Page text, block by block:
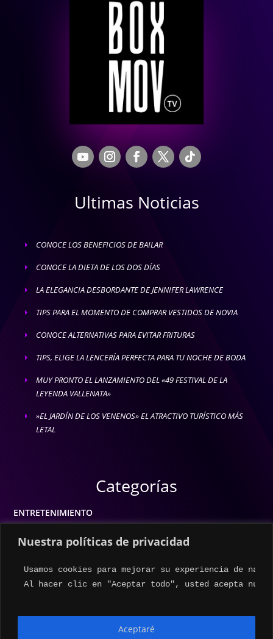
Nuestra políticas de privacidad
Usamos cookies para mejorar su experiencia de
Al hacer clic en "Aceptar todo", usted acepta
Aceptaré
Ultimas Noticias
E CONOCE LOS BENEFICIOS DE BAILAR
E CONOCE LA DIETA DE LOS DOS DÍAS
E LA ELEGANCIA DESBORDANTE DE JENNIFER LAWRENCE
E TIPS PARA EL MOMENTO DE COMPRAR VESTIDOS DE NOVIA
E CONOCE ALTERNATIVAS PARA EVITAR FRITURAS
E TIPS, ELIGE LA LENCERÍA PERFECTA PARA TU NOCHE DE BODA
E
MUY PRONTO EL LANZAMIENTO DEL «49 FESTIVAL DE LA
LEYENDA VALLENATA»
E
»EL JARDÍN DE LOS VENENOS» EL ATRACTIVO TURÍSTICO MÁS
LETAL
Categorías
ENTRETENIMIENTO
ESTILO DE VIDA